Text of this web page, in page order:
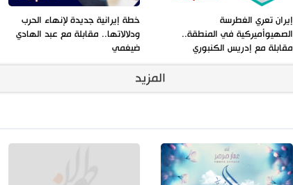
إيران تعري الغطرسة
الصهيوأميركية في المنطقة..
مقابلة مع إدريس الكنبوري
خطة إيرانية جديدة لإنهاء الحرب
ودلالاتها.. مقابلة مع عبد الهادي
ضيغمي
المزيد